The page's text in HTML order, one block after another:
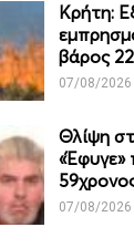
Κρήτη:
βάρος
07/08/2026
Θλίψη
07/08/2026